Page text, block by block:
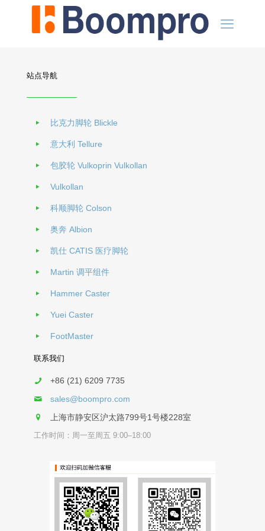
站点导航
比克力脚轮 Blickle
意大利 Tellure
包胶轮 Vulkoprin Vulkollan
Vulkollan
科顺脚轮 Colson
奥奔 Albion
凯仕 CATIS 医疗脚轮
Martin 调平组件
Hammer Caster
Yuei Caster
FootMaster
联系我们
+86 (21) 6209 7735
sales@boompro.com
上海市静安区沪太路799号1号楼228室
工作时间：周一至周五 9:00–18:00